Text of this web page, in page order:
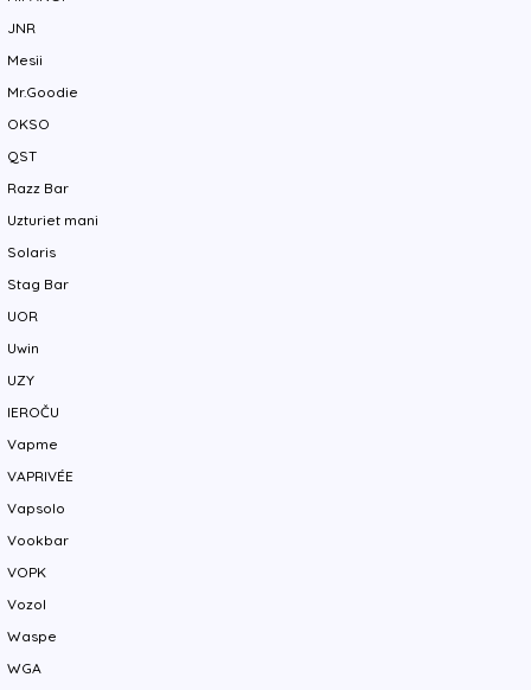
JNR
Mesii
Mr.Goodie
OKSO
QST
Razz Bar
Uzturiet mani
Solaris
Stag Bar
UOR
Uwin
UZY
IEROČU
Vapme
VAPRIVÉE
Vapsolo
Vookbar
VOPK
Vozol
Waspe
WGA